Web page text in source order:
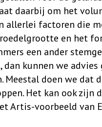
daarbij om het
allerlei factoren die
en het
een ander
dan kunnen we
Meestal doen we dat
Het kan ook zijn
Artis-voorbeeld van